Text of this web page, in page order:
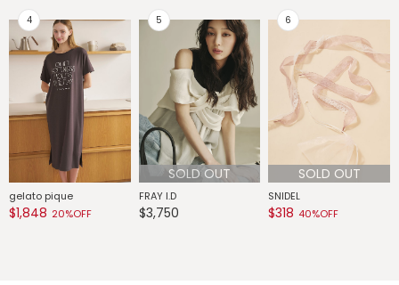
gelato pique
$1,848 20%OFF
SOLD OUT
FRAY I.D
$3,750
SOLD OUT
SNIDEL
$318 40%OFF